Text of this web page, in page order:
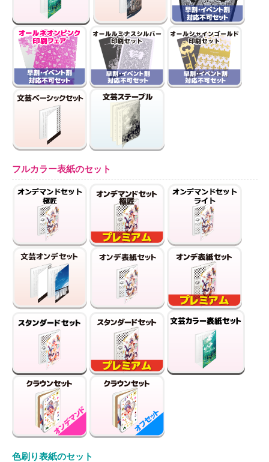
フルカラー表紙のセット
色刷り表紙のセット